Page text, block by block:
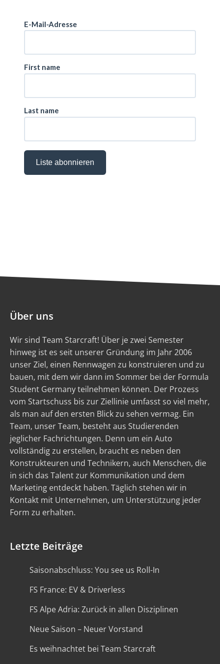
Über uns
Wir sind Team Starcraft! Über je zwei Semester
hinweg ist es seit unserer Gründung im Jahr 2006
unser Ziel, einen Rennwagen zu konstruieren und zu
bauen, mit dem wir dann im Sommer bei der Formula
Student Germany teilnehmen können. Der Prozess
vom Startschuss bis zur Ziellinie umfasst so viel mehr,
als man auf den ersten Blick zu sehen vermag. Ein
Team, unser Team, besteht aus Studierenden
jeglicher Fachrichtungen. Denn um ein Auto
vollständig zu erstellen, braucht es neben den
Konstrukteuren und Technikern, auch Menschen, die
in sich das Talent zur Kommunikation und dem
Marketing entdeckt haben. Täglich stehen wir in
Kontakt mit Unternehmen, um Unterstützung jeder
Form zu erhalten.
Letzte Beiträge
Saisonabschluss: You see us Roll-In
FS France: EV & Driverless
FS Alpe Adria: Zurück in allen Disziplinen
Neue Saison – Neuer Vorstand
Es weihnachtet bei Team Starcraft